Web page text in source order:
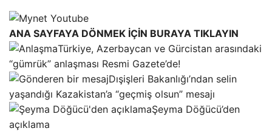
ANA SAYFAYA DÖNMEK İÇİN BURAYA TIKLAYIN
Türkiye, Azerbaycan ve Gürcistan arasındaki
“gümrük” anlaşması Resmi Gazete’de!
Dışişleri Bakanlığı’ndan selin
yaşandığı Kazakistan’a “geçmiş olsun” mesajı
Şeyma Döğücü’den
açıklama